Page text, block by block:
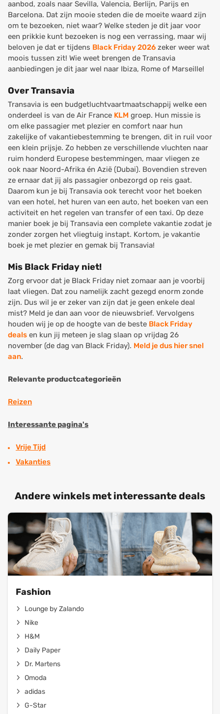
aanbod, zoals naar Sevilla, Valencia, Berlijn, Parijs en
Barcelona. Dat zijn mooie steden die de moeite waard zijn
om te bezoeken, niet waar? Welke steden je dit jaar voor
een prikkie kunt bezoeken is nog een verrassing, maar wij
beloven je dat er tijdens Black Friday 2026 zeker weer wat
moois tussen zit! Wie weet brengen de Transavia
aanbiedingen je dit jaar wel naar Ibiza, Rome of Marseille!
Over Transavia
Transavia is een budgetluchtvaartmaatschappij welke een
onderdeel is van de Air France KLM groep. Hun missie is
om elke passagier met plezier en comfort naar hun
zakelijke of vakantiebestemming te brengen, dit in ruil voor
een klein prijsje. Zo hebben ze verschillende vluchten naar
ruim honderd Europese bestemmingen, maar vliegen ze
ook naar Noord-Afrika én Azië (Dubai). Bovendien streven
ze ernaar dat jij als passagier onbezorgd op reis gaat.
Daarom kun je bij Transavia ook terecht voor het boeken
van een hotel, het huren van een auto, het boeken van een
activiteit en het regelen van transfer of een taxi. Op deze
manier boek je bij Transavia een complete vakantie zodat je
zonder zorgen het vliegtuig instapt. Kortom, je vakantie
boek je met plezier en gemak bij Transavia!
Mis Black Friday niet!
Zorg ervoor dat je Black Friday niet zomaar aan je voorbij
laat vliegen. Dat zou namelijk zacht gezegd enorm zonde
zijn. Dus wil je er zeker van zijn dat je geen enkele deal
mist? Meld je dan aan voor de nieuwsbrief. Vervolgens
houden wij je op de hoogte van de beste Black Friday
deals en kun jij meteen je slag slaan op vrijdag 26
november (de dag van Black Friday). Meld je dus hier snel
aan.
Relevante productcategorieën
Reizen
Interessante pagina's
Vrije Tijd
Vakanties
Andere winkels met interessante deals
Fashion
Lounge by Zalando
Nike
H&M
Daily Paper
Dr. Martens
Omoda
adidas
G-Star